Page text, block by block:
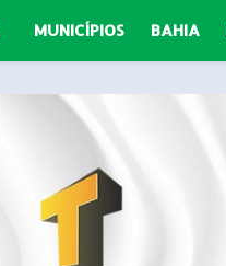
MUNICÍPIOS BAHIA